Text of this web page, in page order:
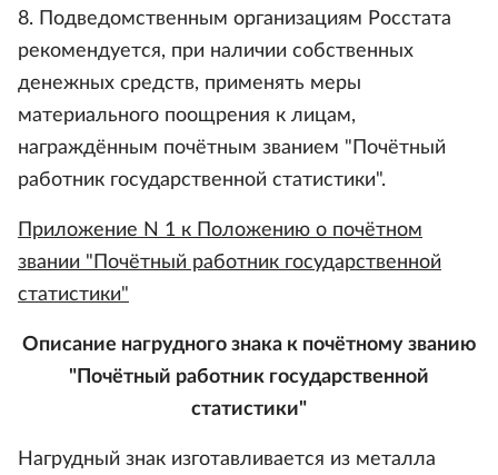
8. Подведомственным организациям Росстата
рекомендуется, при наличии собственных
денежных средств, применять меры
материального поощрения к лицам,
награждённым почётным званием "Почётный
работник государственной статистики".
Приложение N 1 к Положению о почётном
звании "Почётный работник государственной
статистики"
Описание нагрудного знака к почётному званию
"Почётный работник государственной
статистики"
Нагрудный знак изготавливается из металла